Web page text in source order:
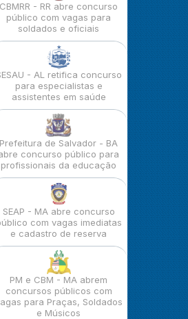
CBMRR - RR abre concurso
público com vagas para
soldados e oficiais
- AL retifica concurso
para especialistas e
assistentes em saúde
Prefeitura de Salvador - BA
concurso público para
profissionais da educação
SEAP - MA abre concurso
com vagas imediatas
e cadastro de reserva
PM e CBM - MA abrem
concursos públicos com
para Praças, Soldados
e Músicos